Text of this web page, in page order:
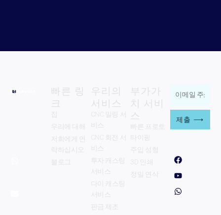
+8615333853330
빠른 링
크
집
우리에 대해
저희에게 연
락하십시오
블로그
우리의
서비스
CNC 밀링 서
비스
CNC 회전 서
비스
투자 캐스팅
서비스
다이 캐스팅
서비스
판금 제조
부가가
치 서비
스
빠른 프로토
타이핑
주입 성형
3D 인쇄
정밀 연삭
일
주
를
하
제출 ⟶
페
이
스
북
Y
o
u
T
u
b
w
h
a
t
s
a